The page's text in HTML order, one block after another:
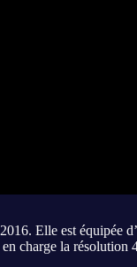
Elle est équipée
charge la résolution